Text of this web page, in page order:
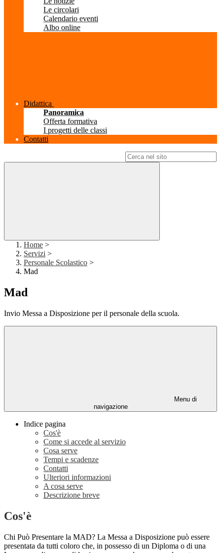
Le circolari
Calendario eventi
Albo online
Didattica
Panoramica
Offerta formativa
I progetti delle classi
Contatti
Home >
Servizi >
Personale Scolastico >
Mad
Mad
Invio Messa a Disposizione per il personale della scuola.
Menu di
navigazione
Indice pagina
Cos'è
Come si accede al servizio
Cosa serve
Tempi e scadenze
Contatti
Ulteriori informazioni
A cosa serve
Descrizione breve
Cos'è
Chi Può Presentare la MAD? La Messa a Disposizione può essere
presentata da tutti coloro che, in possesso di un Diploma o di una